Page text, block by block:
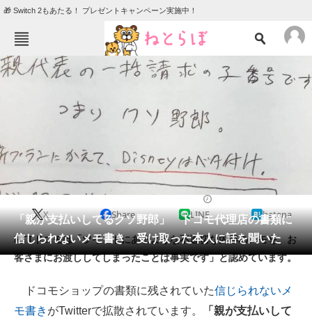
🎁 Switch 2もあたる！ プレゼントキャンペーン実施中！
ねとらぼメニュー
TOP ニュース
クイズ
住まい 教育・育児
リサーチ
会員記事
メディア
ITの今と未来を見通す
「親が支払いしてるクソ野郎」 ドコモ代理店の書類に
信じられないメモ書き 受け取った本人に話を聞いた
X Share LINE hatena
NTTドコモは「ツイートにあるような不適切な内容のメモを、お
客さまにお渡ししてしまったことは事実です」と認めています。
ドコモショップの書類に残されていた信じられないメ
モ書き がTwitterで拡散されています。
「親が支払いして